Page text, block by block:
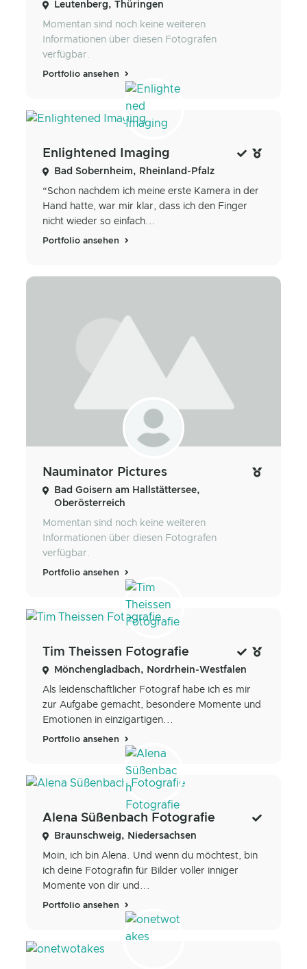
Leutenberg, Thüringen
Momentan sind noch keine weiteren
Informationen über diesen Fotografen
verfügbar.
Portfolio ansehen
Enlightened Imaging
Bad Sobernheim, Rheinland-Pfalz
“Schon nachdem ich meine erste Kamera in der
Hand hatte, war mir klar, dass ich den Finger
nicht wieder so einfach...
Portfolio ansehen
Nauminator Pictures
Bad Goisern am Hallstättersee,
Oberösterreich
Momentan sind noch keine weiteren
Informationen über diesen Fotografen
verfügbar.
Portfolio ansehen
Tim Theissen Fotografie
Mönchengladbach, Nordrhein-Westfalen
Als leidenschaftlicher Fotograf habe ich es mir
zur Aufgabe gemacht, besondere Momente und
Emotionen in einzigartigen...
Portfolio ansehen
Alena Süßenbach Fotografie
Braunschweig, Niedersachsen
Moin, ich bin Alena. Und wenn du möchtest, bin
ich deine Fotografin für Bilder voller inniger
Momente von dir und...
Portfolio ansehen